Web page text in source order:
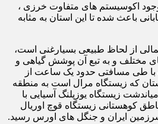
اکوسیستم های متفاوت خرزی ،
باعث شده تا این استان به مثابه
از لحاظ طبیعی بسیارغنی است،
مختلف و به تبع آن پوشش گیاهی و
طی مسافتی حدود یک ساعت از
که زیستگاه مرال است به منطقه
زیستگاه یوزپلنگ آسیایی با
کوهستانی زیستگاه قوچ اوریال
ایران و جنگل های اورس رسید.